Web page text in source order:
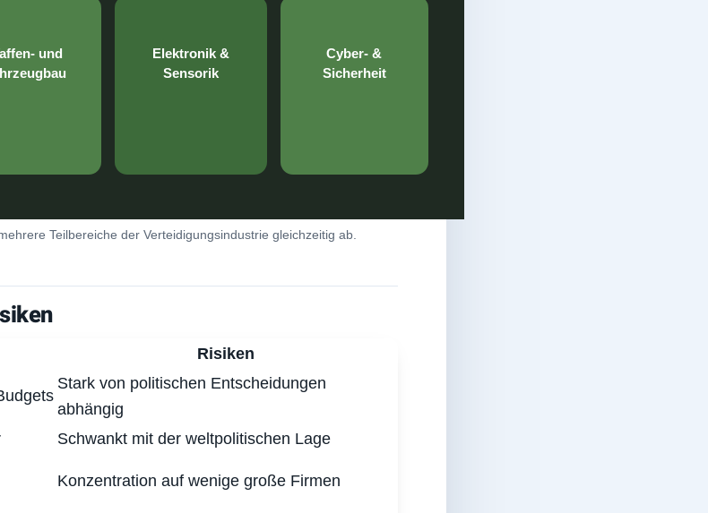
und
Elektronik &
Sensorik
Cyber- &
Sicherheit
Teilbereiche der Verteidigungsindustrie gleichzeitig ab.
Risiken
Stark von politischen Entscheidungen
abhängig
Schwankt mit der weltpolitischen Lage
Konzentration auf wenige große Firmen